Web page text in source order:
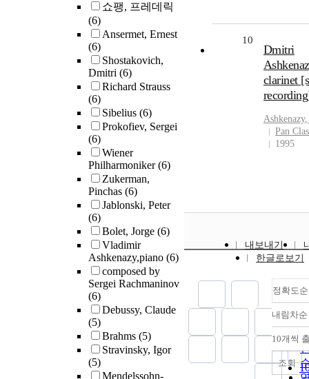
쇼팽, 프레데릭
(6)
Ansermet, Ernest
(6)
Shostakovich,
Dmitri (6)
Richard Strauss
(6)
Sibelius (6)
Prokofiev, Sergei
(6)
Wiener
Philharmoniker(6)
Zukerman,
Pinchas (6)
Jablonski, Peter
(6)
Bolet, Jorge (6)
Vladimir
Ashkenazy,piano (6)
composed by
Sergei Rachmaninov
(6)
Debussy, Claude
(5)
Brahms (5)
Stravinsky, Igor
(5)
Mendelssohn-
10
Dmitri
clarinet
Ashkenazy
Pan
1995
내보내기
한글로보기
정확도순
내림차순
10개씩
조회